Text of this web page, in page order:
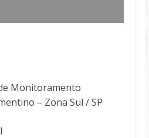
Monitoramento
– Zona Sul / SP